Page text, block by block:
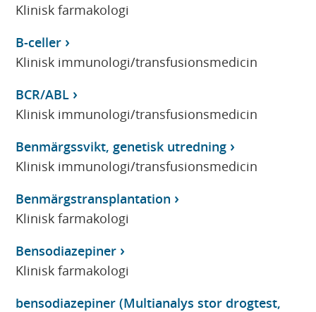
Klinisk farmakologi
B-celler
Klinisk immunologi/transfusionsmedicin
BCR/ABL
Klinisk immunologi/transfusionsmedicin
Benmärgssvikt, genetisk utredning
Klinisk immunologi/transfusionsmedicin
Benmärgstransplantation
Klinisk farmakologi
Bensodiazepiner
Klinisk farmakologi
bensodiazepiner (Multianalys stor drogtest,